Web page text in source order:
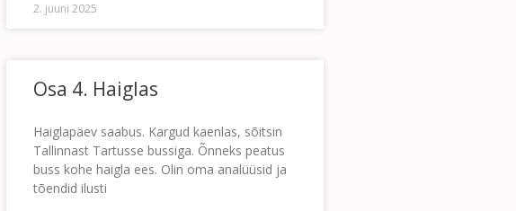
2. juuni 2025
Osa 4. Haiglas
Haiglapäev saabus. Kargud kaenlas, sõitsin
Tallinnast Tartusse bussiga. Õnneks peatus
buss kohe haigla ees. Olin oma analüüsid ja
tõendid ilusti